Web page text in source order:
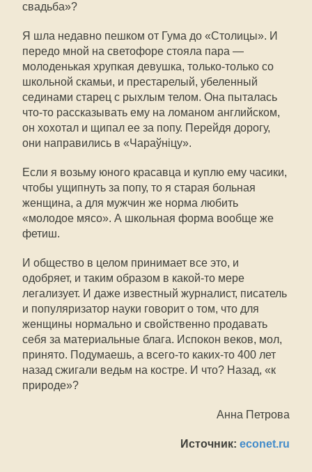
свадьба»?
Я шла недавно пешком от Гума до «Столицы». И
передо мной на светофоре стояла пара —
молоденькая хрупкая девушка, только-только со
школьной скамьи, и престарелый, убеленный
сединами старец с рыхлым телом. Она пыталась
что-то рассказывать ему на ломаном английском,
он хохотал и щипал ее за попу. Перейдя дорогу,
они направились в «Чараўніцу».
Если я возьму юного красавца и куплю ему часики,
чтобы ущипнуть за попу, то я старая больная
женщина, а для мужчин же норма любить
«молодое мясо». А школьная форма вообще же
фетиш.
И общество в целом принимает все это, и
одобряет, и таким образом в какой-то мере
легализует. И даже известный журналист, писатель
и популяризатор науки говорит о том, что для
женщины нормально и свойственно продавать
себя за материальные блага. Испокон веков, мол,
принято. Подумаешь, а всего-то каких-то 400 лет
назад сжигали ведьм на костре. И что? Назад, «к
природе»?
Анна Петрова
Источник: econet.ru